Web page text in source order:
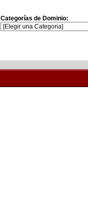
Categorías de Dominio: